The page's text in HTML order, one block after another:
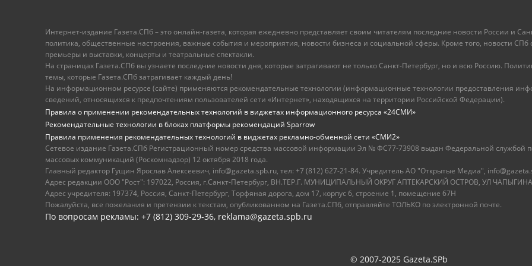
Интернет-издание Газета.СПб – это онлайн-газета, которая ежедневно представляет своим читателям последние новости России и
политика, общественные настроения, важные события и мероприятия, новости бизнеса и социальной сферы. Кроме того, новости СПб
премьеры и выставки, концерты и театральные спектакли.
На страницах Газета.СПб вы узнаете последние новости дня, которые затрагивают не только Санкт-Петербург, но и всю Россию.
темы, которые Газета.СПб затрагивает каждый день!
На информационном ресурсе (сайте) применяются рекомендательные технологии (информационные технологии предоставления
сведений, относящихся к предпочтениям пользователей сети «Интернет», находящихся на территории Российской Федерации).
Правила о применении рекомендательных технологий в виджетах информационного ресурса «24СМИ»
Рекомендательные технологии в блоках платформы рекомендаций Sparrow
Правила применения рекомендательных технологий в виджетах рекламно-обменной сети «СМИ2»
Сетевое издание Газета.СПб Регистрационный номер средства массовой информации Эл № ФС77-73908 выдан Федеральной службой
массовых коммуникаций (Роскомнадзор) 12 октября 2018 года.
Главный редактор Гущин Ярослав Алексеевич, info@gazeta.spb.ru, тел: +7 (812) 627-21-84. Учредитель АО "Открытые Медиа",
Адрес редакции ООО "Рост": 197022, Россия, г.Санкт-Петербург, ВН.ТЕР.Г. МУНИЦИПАЛЬНЫЙ ОКРУГ АПТЕКАРСКИЙ ОСТРОВ, УЛ
Адрес учредителя: 197374, Россия, Санкт-Петербург, Торфяная дорога, дом 17, корпус 6, строение 1, помещение 67Н
Пожалуйста, все пожелания и претензии к текстам, опубликованном на Газета.СПб, отправляйте ТОЛЬКО по электронной почте.
По вопросам рекламы: +7 (812) 309-29-36, reklama@gazeta.spb.ru
© 2007-2025 Gazeta.SPb